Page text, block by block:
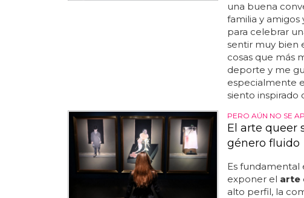
una buena
familia y
para celebrar
sentir muy bien
cosas que más
deporte y me
especialmente
siento inspirado
PERO AÚN NO SE
El arte queer
género fluido
Es fundamental
exponer el arte
alto perfil, la